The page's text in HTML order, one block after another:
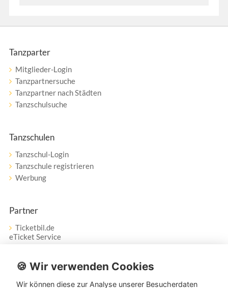
Tanzparter
Mitglieder-Login
Tanzpartnersuche
Tanzpartner nach Städten
Tanzschulsuche
Tanzschulen
Tanzschul-Login
Tanzschule registrieren
Werbung
Partner
Ticketbil.de
eTicket Service
Vertrag widerrufen
🍪 Wir verwenden Cookies
Wir können diese zur Analyse unserer Besucherdaten